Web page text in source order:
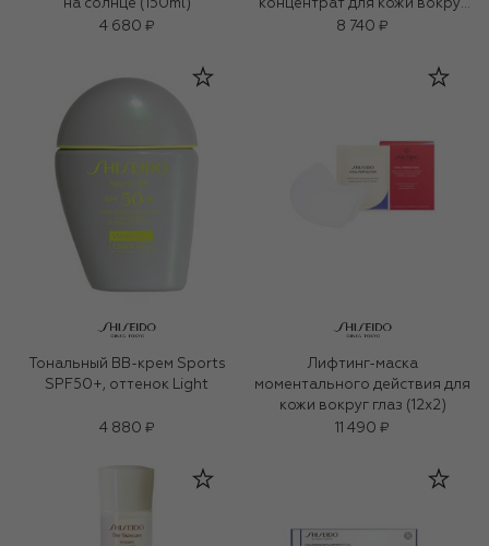
на солнце (150ml)
4 680 ₽
концентрат для кожи вокруг
глаз III Ultimune (15ml)
8 740 ₽
Тональный BB-крем Sports
SPF50+, оттенок Light
4 880 ₽
Лифтинг-маска
моментального действия для
кожи вокруг глаз (12x2)
11 490 ₽